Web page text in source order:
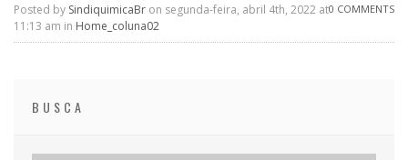
0 COMMENTS
Posted by SindiquimicaBr on segunda-feira, abril 4th, 2022 at
11:13 am in Home_coluna02
BUSCA